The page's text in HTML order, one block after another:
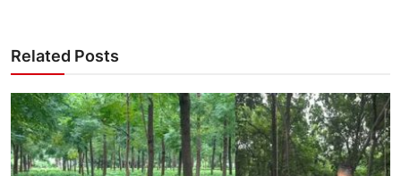
Related Posts